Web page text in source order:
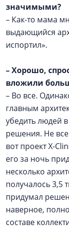
значимыми?
– Как-то мама
выдающийся
испортил».
–Хорошо,
вложили
– Во все.
главным
убедить людей
решения. Не
вот проект X-
его за ночь
несколько
получалось 3,5
придумал
наверное,
составе